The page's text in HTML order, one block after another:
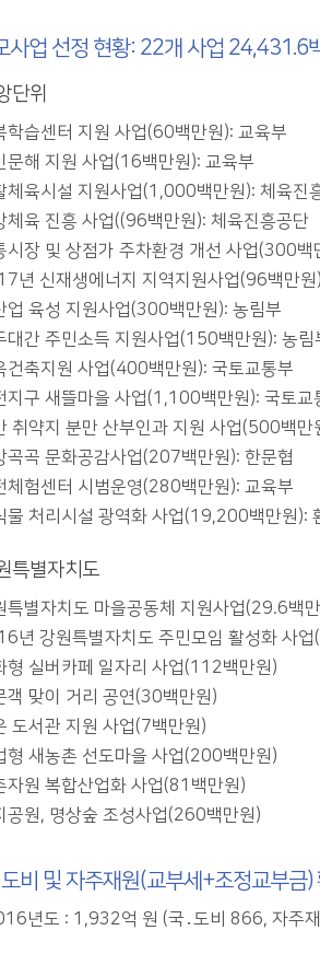
사업 선정 현황: 22개 사업 24,431.6
단위
학습센터 지원 사업(60백만원): 교육부
문해 지원 사업(16백만원): 교육부
체육시설 지원사업(1,000백만원): 체육진
체육 진흥 사업((96백만원): 체육진흥공단
시장 및 상점가 주차환경 개선 사업(300백
년 신재생에너지 지역지원사업(96백만원
업 육성 지원사업(300백만원): 농림부
대간 주민소득 지원사업(150백만원): 농림
건축지원 사업(400백만원): 국토교통부
지구 새뜰마을 사업(1,100백만원): 국토교
취약지 분만 산부인과 지원 사업(500백만
곡곡 문화공감사업(207백만원): 한문협
체험센터 시범운영(280백만원): 교육부
물 처리시설 광역화 사업(19,200백만원):
특별자치도
특별자치도 마을공동체 지원사업(29.6백
년 강원특별자치도 주민모임 활성화 사업
형 실버카페 일자리 사업(112백만원)
객 맞이 거리 공연(30백만원)
도서관 지원 사업(7백만원)
형 새농촌 선도마을 사업(200백만원)
자원 복합산업화 사업(81백만원)
공원, 명상숲 조성사업(260백만원)
비 및 자주재원(교부세+조정교부금
년도 : 1,932억 원 (국․도비 866, 자주